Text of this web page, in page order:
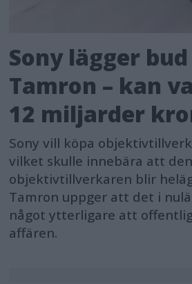
Sony lägger
Tamron – kan
12 miljarder
Sony vill köpa
vilket skulle innebära att
objektivtillverkaren blir
Tamron uppger att det i
något ytterligare att
affären.